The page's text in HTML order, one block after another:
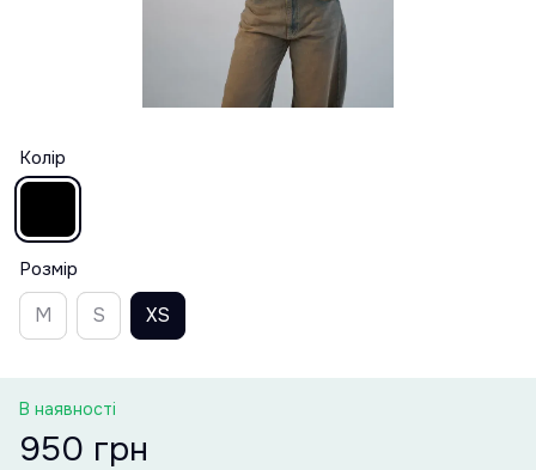
Колір
Розмір
M S XS
В наявності
950 грн